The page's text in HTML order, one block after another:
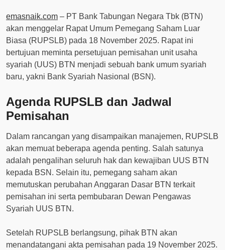
emasnaik.com – PT Bank Tabungan Negara Tbk (BTN)
akan menggelar Rapat Umum Pemegang Saham Luar
Biasa (RUPSLB) pada 18 November 2025. Rapat ini
bertujuan meminta persetujuan pemisahan unit usaha
syariah (UUS) BTN menjadi sebuah bank umum syariah
baru, yakni Bank Syariah Nasional (BSN).
Agenda RUPSLB dan Jadwal
Pemisahan
Dalam rancangan yang disampaikan manajemen, RUPSLB
akan memuat beberapa agenda penting. Salah satunya
adalah pengalihan seluruh hak dan kewajiban UUS BTN
kepada BSN. Selain itu, pemegang saham akan
memutuskan perubahan Anggaran Dasar BTN terkait
pemisahan ini serta pembubaran Dewan Pengawas
Syariah UUS BTN.
Setelah RUPSLB berlangsung, pihak BTN akan
menandatangani akta pemisahan pada 19 November 2025.